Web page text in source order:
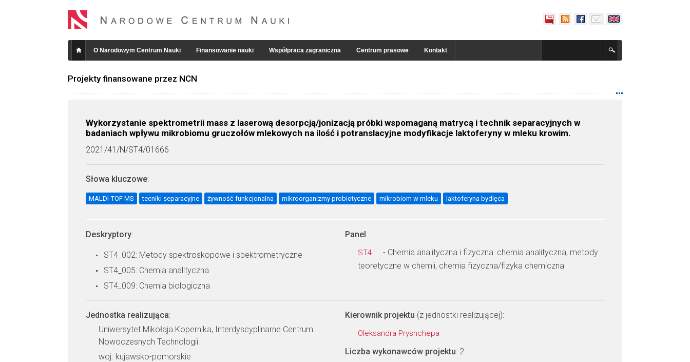
O Narodowym Centrum Nauki Finansowanie nauki Współpraca zagraniczna Centrum prasowe Kontakt
Projekty finansowane przez NCN
Wykorzystanie spektrometrii mass z laserową desorpcją/jonizacją próbki wspomaganą matrycą i technik separacyjnych w
badaniach wpływu mikrobiomu gruczołów mlekowych na ilość i potranslacyjne modyfikacje laktoferyny w mleku krowim.
2021/41/N/ST4/01666
Słowa kluczowe:
MALDI-TOF MS tecniki separacyjne żywność funkcjonalna mikroorganizmy probiotyczne mikrobiom w mleku laktoferyna bydlęca
Deskryptory:
ST4_002: Metody spektroskopowe i spektrometryczne
ST4_005: Chemia analityczna
ST4_009: Chemia biologiczna
Panel:
ST4
- Chemia analityczna i fizyczna: chemia analityczna, metody
teoretyczne w chemii, chemia fizyczna/fizyka chemiczna
Jednostka realizująca:
Uniwersytet Mikołaja Kopernika, Interdyscyplinarne Centrum
Nowoczesnych Technologii
woj. kujawsko-pomorskie
Kierownik projektu (z jednostki realizującej):
Oleksandra Pryshchepa
Liczba wykonawców projektu: 2